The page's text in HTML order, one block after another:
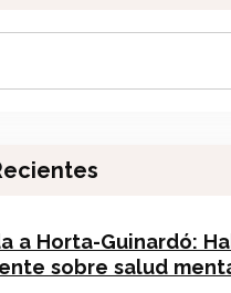
a Horta-Guinardó:
sobre salud